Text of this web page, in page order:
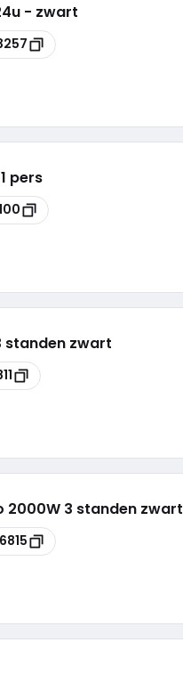
- zwart
pers
standen zwart
3 standen zwart